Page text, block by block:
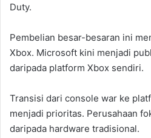
Duty.
Pembelian besar-besaran ini
Xbox. Microsoft kini menjadi
daripada platform Xbox sendiri.
Transisi dari console war ke
menjadi prioritas. Perusahaan
daripada hardware tradisional.